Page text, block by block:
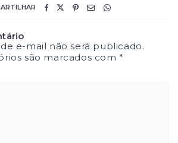
e-mail não será publicado.
são marcados com*